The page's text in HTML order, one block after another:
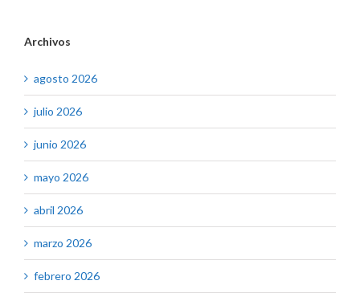
Archivos
agosto 2026
julio 2026
junio 2026
mayo 2026
abril 2026
marzo 2026
febrero 2026